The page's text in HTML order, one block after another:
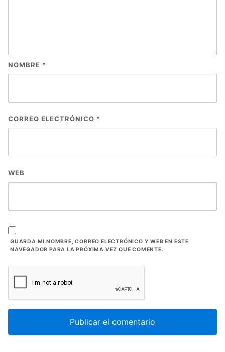
NOMBRE *
CORREO ELECTRÓNICO *
WEB
GUARDA MI NOMBRE, CORREO ELECTRÓNICO Y WEB EN ESTE
NAVEGADOR PARA LA PRÓXIMA VEZ QUE COMENTE.